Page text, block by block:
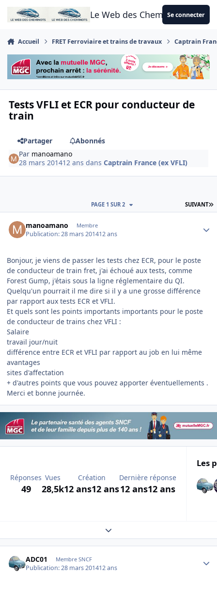
Aller au contenu
Le Web des CheminotsSe connecter
Accueil FRET Ferroviaire et trains de travaux Captrain
Tests VFLI et ECR pour conducteur de
train
Partager
Abonnés
Par manoamano
28 mars 201412 ans dansCaptrain France (ex VFLI)
SUIVANT
PAGE 1 SUR 2
manoamano Membre
Publication:28 mars 201412 ans
Bonjour, je viens de passer les tests chez ECR, pour le poste
de conducteur de train fret, j'ai échoué aux tests, comme
Forest Gump, j'étais sous la ligne réglementaire du QI.
Quelqu'un pourrait il me dire si il y a une grosse différence
par rapport aux tests ECR et VFLI.
Et quels sont les points importants importants pour le poste
de conducteur de trains chez VFLI :
Salaire
travail jour/nuit
différence entre ECR et VFLI par rapport au job en lui même
avantages
sites d'affectation
+ d'autres points que vous pouvez apporter éventuellements .
Merci et bonne journée.
Réponses
49
Vues
28,5k
Création
12 ans12 ans
Dernière réponse
12 ans12 ans
Les
Expand topic overview
ADC01 Membre SNCF
Publication:28 mars 201412 ans